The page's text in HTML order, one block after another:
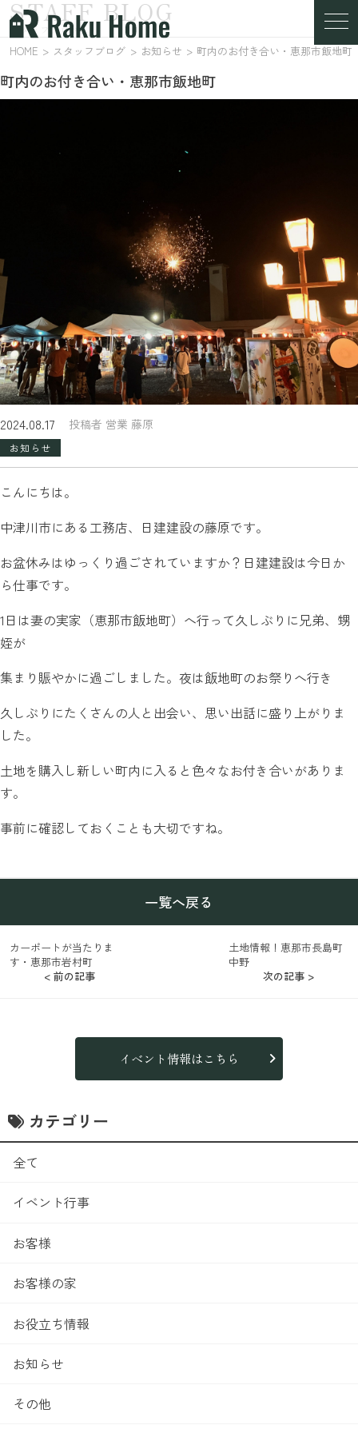
スタッフブログ
STAFF BLOG
HOME スタッフブログ お知らせ 町内のお付き合い・恵那市飯地町
町内のお付き合い・恵那市飯地町
2024.08.17 投稿者 営業 藤原
お知らせ
こんにちは。
中津川市にある工務店、日建建設の藤原です。
お盆休みはゆっくり過ごされていますか？日建建設は今日か
ら仕事です。
1日は妻の実家（恵那市飯地町）へ行って久しぶりに兄弟、甥
姪が
集まり賑やかに過ごしました。夜は飯地町のお祭りへ行き
久しぶりにたくさんの人と出会い、思い出話に盛り上がりま
した。
土地を購入し新しい町内に入ると色々なお付き合いがありま
す。
事前に確認しておくことも大切ですね。
< 前の記事
カーポートが当たりま
す・恵那市岩村町
一覧へ戻る
土地情報！恵那市長島町
中野
次の記事 >
イベント情報はこちら
カテゴリー
全て
イベント行事
お客様
お客様の家
お役立ち情報
お知らせ
その他